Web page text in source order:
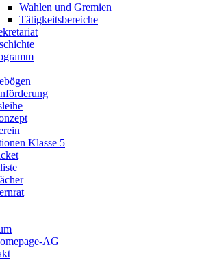
Wahlen und Gremien
Tätigkeitsbereiche
Klasse 5
AG